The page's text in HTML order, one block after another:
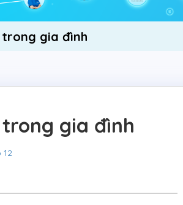
gia đình
gia đình
12